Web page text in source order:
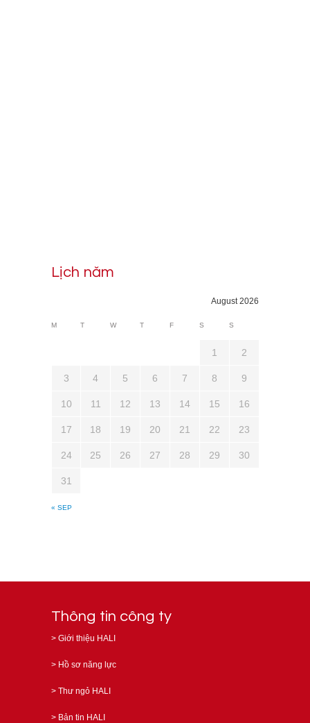
Lịch năm
August 2026
M T W T F S S
« SEP
1 2
3 4 5 6 7 8 9
10 11 12 13 14 15 16
17 18 19 20 21 22 23
24 25 26 27 28 29 30
31
Thông tin công ty
> Giới thiệu HALI
> Hồ sơ năng lực
> Thư ngỏ HALI
> Bản tin HALI